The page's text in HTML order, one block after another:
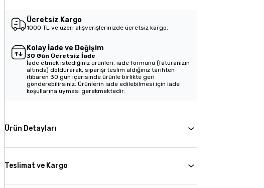
Ücretsiz Kargo
1000 TL ve üzeri alışverişlerinizde ücretsiz kargo.
Kolay İade ve Değişim
30 Gün Ücretsiz İade
İade etmek istediğiniz ürünleri, iade formunu (faturanızın
altında) doldurarak, siparişi teslim aldığınız tarihten
itibaren 30 gün içerisinde ürünle birlikte geri
gönderebilirsiniz. Ürünlerin iade edilebilmesi için iade
koşullarına uyması gerekmektedir.
Ürün Detayları
Teslimat ve Kargo